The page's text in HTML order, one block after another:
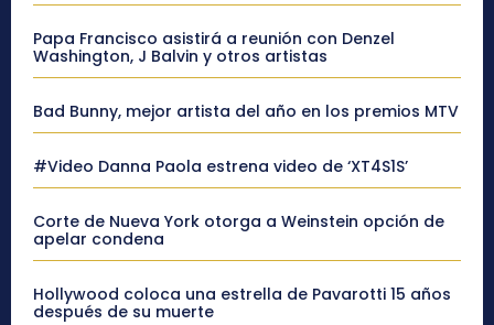
Papa Francisco asistirá a reunión con Denzel
Washington, J Balvin y otros artistas
Bad Bunny, mejor artista del año en los premios MTV
#Video Danna Paola estrena video de ‘XT4S1S’
Corte de Nueva York otorga a Weinstein opción de
apelar condena
Hollywood coloca una estrella de Pavarotti 15 años
después de su muerte